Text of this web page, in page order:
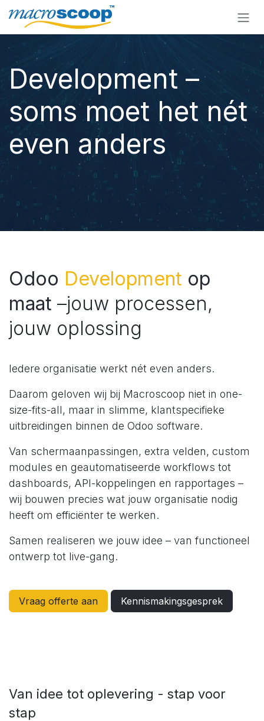
Overslaan naar inhoud
Development –
soms moet het nét
even anders
Odoo Development op
maat –jouw processen,
jouw oplossing
Iedere organisatie werkt nét even anders.
Daarom geloven wij bij Macroscoop niet in one-
size-fits-all, maar in slimme, klantspecifieke
uitbreidingen binnen de Odoo software.
Van schermaanpassingen, extra velden, custom
modules en geautomatiseerde workflows tot
dashboards, API-koppelingen en rapportages –
wij bouwen precies wat jouw organisatie nodig
heeft om efficiënter te werken.
Samen realiseren we jouw idee – van functioneel
ontwerp tot live-gang.
Vraag offerte aan Kennismakingsgesprek
Van idee tot oplevering - stap voor
stap